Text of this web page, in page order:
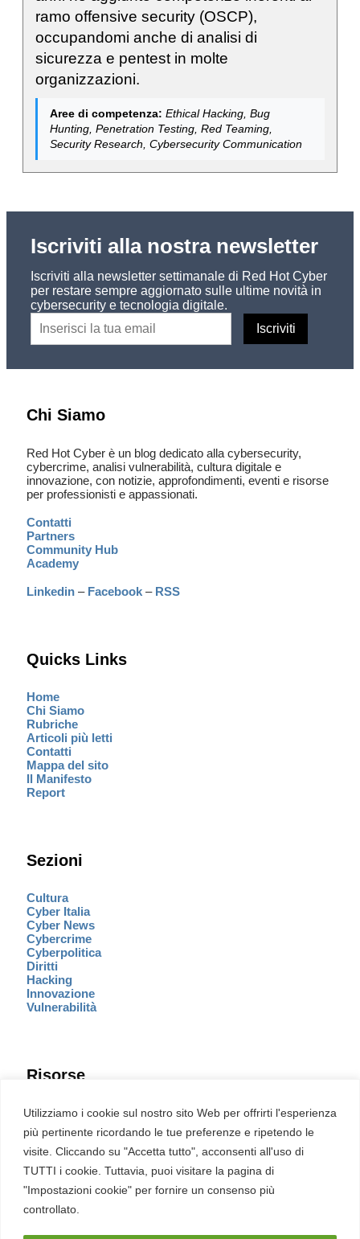
Utilizziamo i cookie sul nostro sito Web per offrirti l'esperienza
più pertinente ricordando le tue preferenze e ripetendo le
visite. Cliccando su "Accetta tutto", acconsenti all'uso di
TUTTI i cookie. Tuttavia, puoi visitare la pagina di
"Impostazioni cookie" per fornire un consenso più
controllato.
ramo offensive security (OSCP),
occupandomi anche di analisi di
sicurezza e pentest in molte
organizzazioni.
Aree di competenza: Ethical Hacking, Bug
Hunting, Penetration Testing, Red Teaming,
Security Research, Cybersecurity Communication
Iscriviti alla nostra newsletter
Iscriviti alla newsletter settimanale di Red Hot Cyber
per restare sempre aggiornato sulle ultime novità in
cybersecurity e tecnologia digitale.
Chi Siamo
Red Hot Cyber è un blog dedicato alla cybersecurity,
cybercrime, analisi vulnerabilità, cultura digitale e
innovazione, con notizie, approfondimenti, eventi e risorse
per professionisti e appassionati.
Contatti
Partners
Community Hub
Academy
Linkedin – Facebook – RSS
Quicks Links
Home
Chi Siamo
Rubriche
Articoli più letti
Contatti
Mappa del sito
Il Manifesto
Report
Sezioni
Cultura
Cyber Italia
Cyber News
Cybercrime
Cyberpolitica
Diritti
Hacking
Innovazione
Vulnerabilità
Risorse
Eventi
Fumetto Cyber
Newsletter
Servizi
Pubblicità
English
Ultime CVE critiche